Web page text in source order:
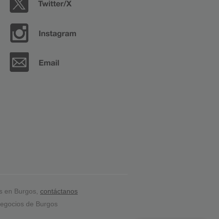
en Burgos, contáctanos
de Burgos